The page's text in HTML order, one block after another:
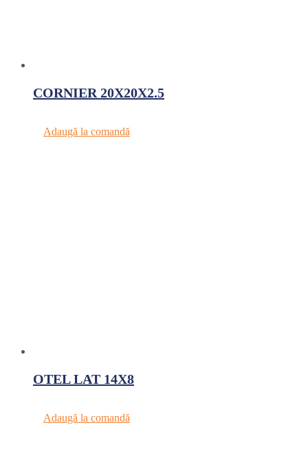
CORNIER 20X20X2.5
Adaugă la comandă
OTEL LAT 14X8
Adaugă la comandă